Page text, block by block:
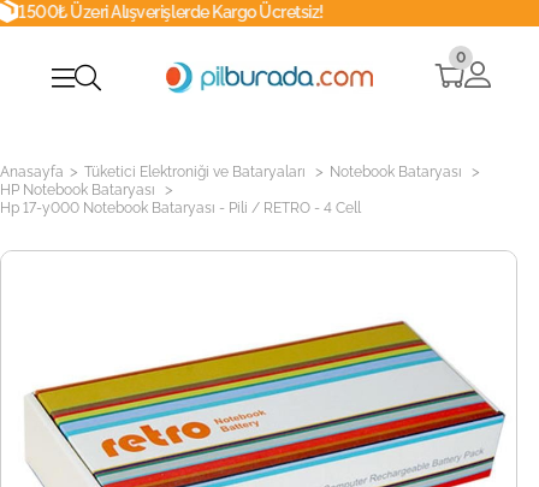
Kargo Ücretsiz!
0
Anasayfa > Tüketici Elektroniği ve Bataryaları > Notebook Bataryası >
HP Notebook Bataryası >
Hp 17-y000 Notebook Bataryası - Pili / RETRO - 4 Cell